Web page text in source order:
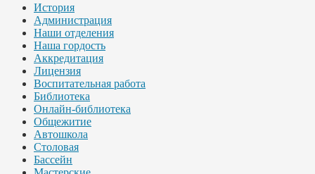
История
Администрация
Наши отделения
Наша гордость
Аккредитация
Лицензия
Воспитательная работа
Библиотека
Онлайн-библиотека
Общежитие
Автошкола
Столовая
Бассейн